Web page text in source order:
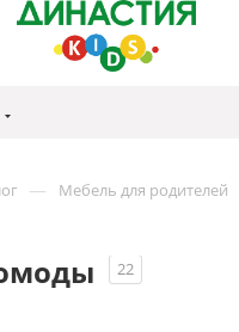
— Мебель для родителей
22